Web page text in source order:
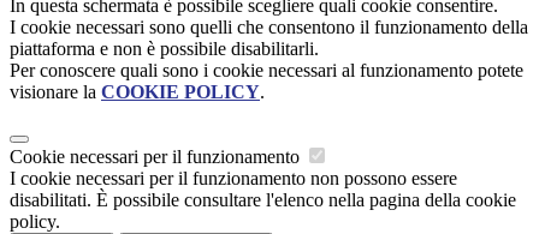
In questa schermata è possibile scegliere quali cookie consentire.
I cookie necessari sono quelli che consentono il funzionamento della
piattaforma e non è possibile disabilitarli.
Per conoscere quali sono i cookie necessari al funzionamento potete
visionare la COOKIE POLICY.
Cookie necessari per il funzionamento
I cookie necessari per il funzionamento non possono essere
disabilitati. È possibile consultare l'elenco nella pagina della cookie
policy.